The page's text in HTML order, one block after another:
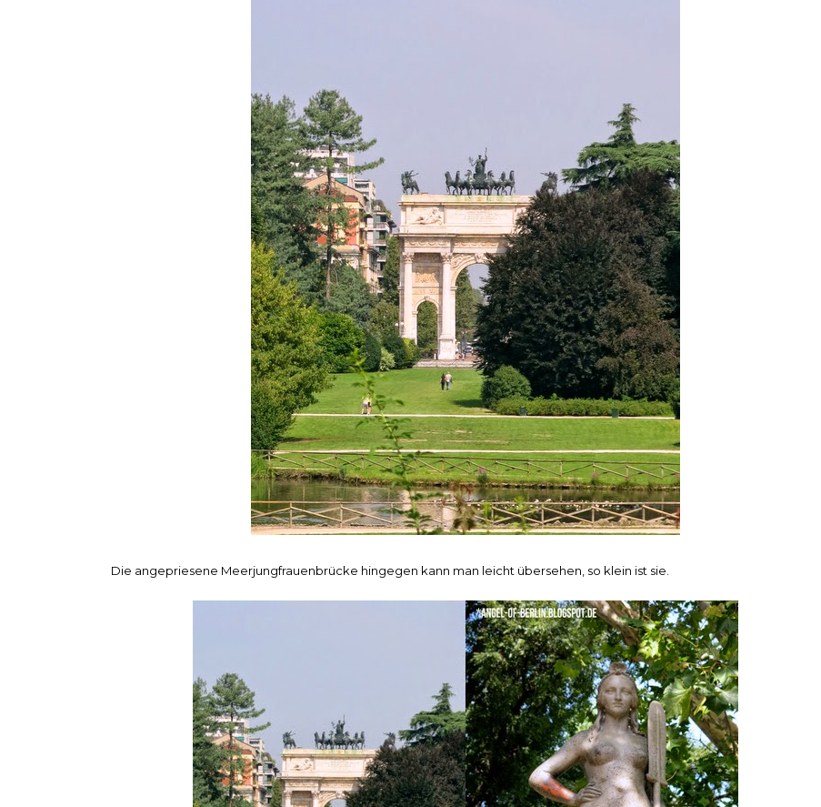
Die angepriesene Meerjungfrauenbrücke hingegen kann man leicht übersehen, so klein ist sie.